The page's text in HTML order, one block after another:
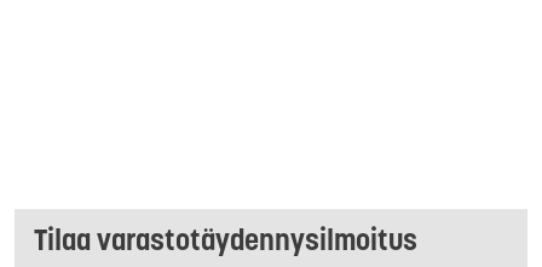
Tilaa varastotäydennysilmoitus